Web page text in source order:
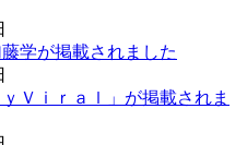
学が掲載されました
Ｖｉｒａｌ」が掲載されま